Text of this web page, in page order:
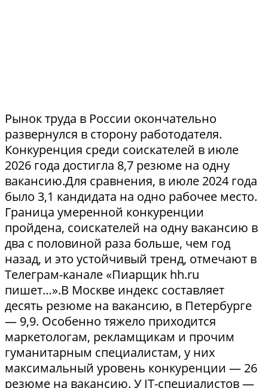
Рынок труда в России окончательно
развернулся в сторону работодателя.
Конкуренция среди соискателей в июле
2026 года достигла 8,7 резюме на одну
вакансию.Для сравнения, в июле 2024 года
было 3,1 кандидата на одно рабочее место.
Граница умеренной конкуренции
пройдена, соискателей на одну вакансию в
два с половиной раза больше, чем год
назад, и это устойчивый тренд, отмечают в
Телеграм-канале «Пиарщик hh.ru
пишет…».В Москве индекс составляет
десять резюме на вакансию, в Петербурге
— 9,9. Особенно тяжело приходится
маркетологам, рекламщикам и прочим
гуманитарным специалистам, у них
максимальный уровень конкуренции — 26
резюме на вакансию. У IT-специалистов —